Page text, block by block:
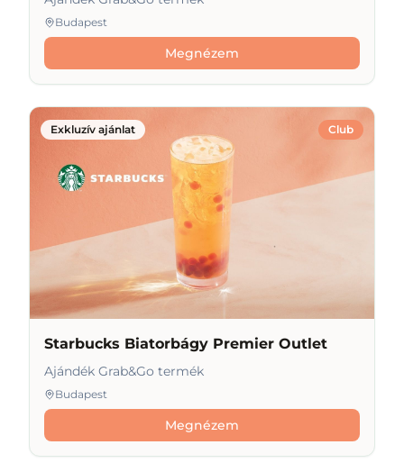
Budapest
Megnézem
Club
Exkluzív ajánlat
Starbucks Biatorbágy Premier Outlet
Ajándék Grab&Go termék
Budapest
Megnézem